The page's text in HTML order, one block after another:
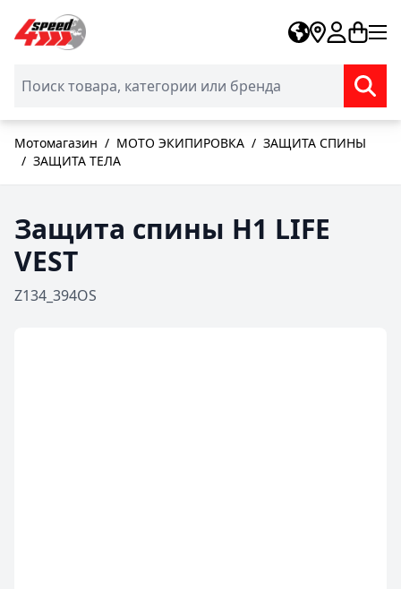
Skip to Content
Мотомагазин / МОТО ЭКИПИРОВКА / ЗАЩИТА СПИНЫ
/ ЗАЩИТА ТЕЛА
Защита спины H1 LIFE
VEST
Z134_394OS